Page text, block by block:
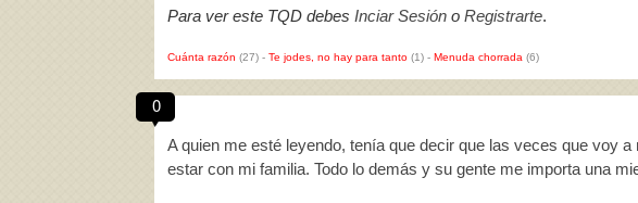
Para ver este TQD debes Inciar Sesión o Registrarte.
Cuánta razón (27) - Te jodes, no hay para tanto (1) - Menuda chorrada (6)
0
A quien me esté leyendo, tenía que decir que las veces que voy
estar con mi familia. Todo lo demás y su gente me importa una